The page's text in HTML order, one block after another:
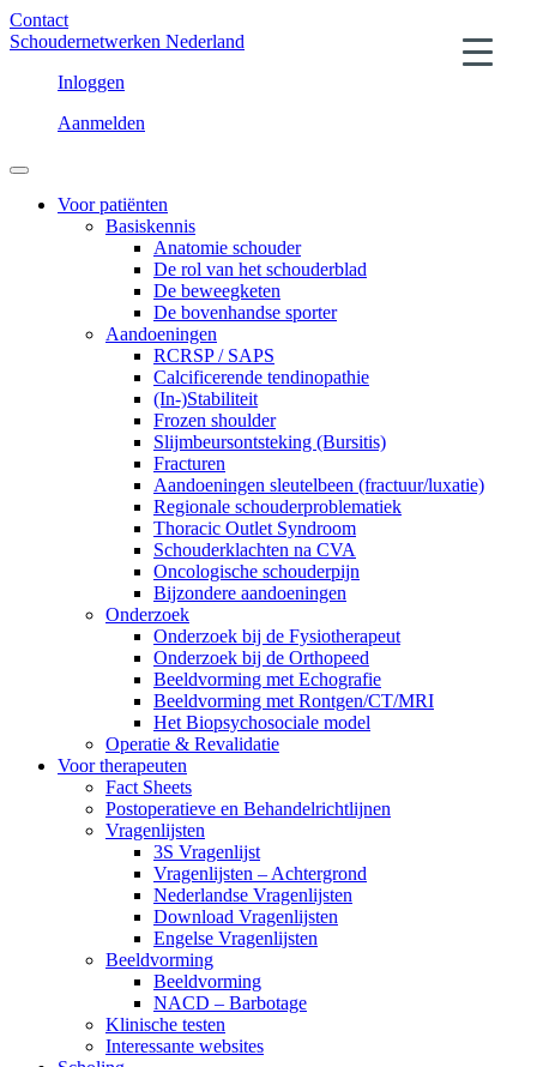
Contact
Schoudernetwerken Nederland
Inloggen
Aanmelden
Voor patiënten
Basiskennis
Anatomie schouder
De rol van het schouderblad
De beweegketen
De bovenhandse sporter
Aandoeningen
RCRSP / SAPS
Calcificerende tendinopathie
(In-)Stabiliteit
Frozen shoulder
Slijmbeursontsteking (Bursitis)
Fracturen
Aandoeningen sleutelbeen (fractuur/luxatie)
Regionale schouderproblematiek
Thoracic Outlet Syndroom
Schouderklachten na CVA
Oncologische schouderpijn
Bijzondere aandoeningen
Onderzoek
Onderzoek bij de Fysiotherapeut
Onderzoek bij de Orthopeed
Beeldvorming met Echografie
Beeldvorming met Rontgen/CT/MRI
Het Biopsychosociale model
Operatie & Revalidatie
Voor therapeuten
Fact Sheets
Postoperatieve en Behandelrichtlijnen
Vragenlijsten
3S Vragenlijst
Vragenlijsten – Achtergrond
Nederlandse Vragenlijsten
Download Vragenlijsten
Engelse Vragenlijsten
Beeldvorming
Beeldvorming
NACD – Barbotage
Klinische testen
Interessante websites